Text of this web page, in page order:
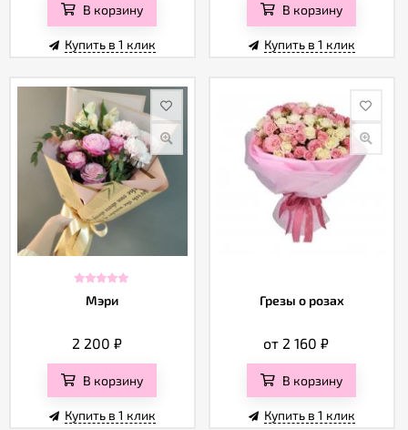
В корзину
Купить в 1 клик
В корзину
Купить в 1 клик
Мэри
2 200 ₽
В корзину
Купить в 1 клик
Грезы о розах
от 2 160₽
В корзину
Купить в 1 клик